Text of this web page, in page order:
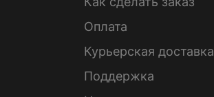
Оплата
Курьерская доставка
Поддержка